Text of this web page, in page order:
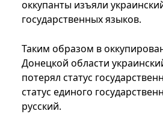
оккупанты изъяли
государственных языков.
Таким образом в
Донецкой области
потерял статус
статус единого
русский.